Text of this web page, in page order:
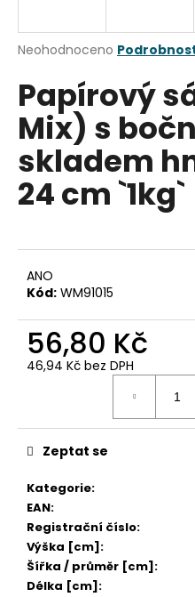
Průměrné
produktu
je
0,0
5
hvězdiček.
Neohodnoceno
Papírový
Mix) s
skladem
24 cm
ANO
Kód: WM91015
56,80 Kč
46,94 Kč bez DPH
Kategorie:
EAN:
Registrační číslo:
Výška [cm]:
Šířka / průměr [cm]:
Délka [cm]:
Zeptat se
j
t
?
D
o
p
o
e
m
e
DAHLE
LAMINÁTOR
70103,